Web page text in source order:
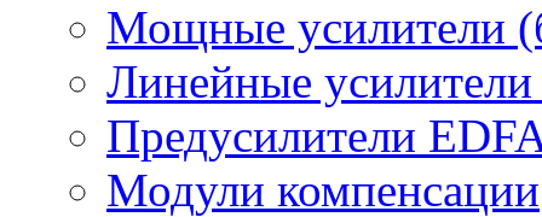
Мощные усилители
Линейные
Предусилители
Модули компенсации